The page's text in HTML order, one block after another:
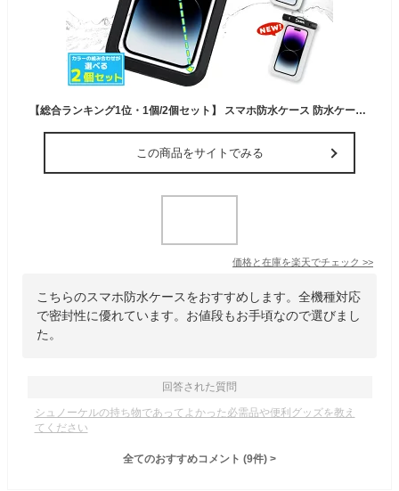
【総合ランキング1位・1個/2個セット】 スマホ防水ケース 防水ケース 防水スマホケース 完全防水 防水等級IPX8 気密性抜群 iPhone Android 全機種対応 指紋認証 Face ID 認証 操作可能 水中撮影 お風呂 海水浴 マリン 水泳 小物入れ お金収納 サーフィン 海 防水ポーチ
この商品をサイトでみる
価格と在庫を楽天でチェック >>
こちらのスマホ防水ケースをおすすめします。全機種対応
で密封性に優れています。お値段もお手頃なので選びまし
た。
回答された質問
シュノーケルの持ち物であってよかった必需品や便利グッズを教え
てください
全てのおすすめコメント (9件) >